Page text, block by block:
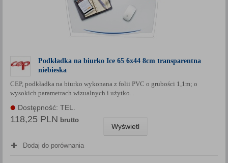
Podkładka na biurko Ice 65 6x44 8cm transparentna
niebieska
CEP, podkładka na biurko wykonana z folii PVC o grubości 1,1m; o
wysokich parametrach wizualnych i użytko...
Dostępność: TEL.
118,25 PLN brutto
Wyświetl
Dodaj do porównania